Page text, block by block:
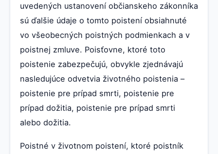
uvedených ustanovení občianskeho zákonníka
sú ďalšie údaje o tomto poistení obsiahnuté
vo všeobecných poistných podmienkach a v
poistnej zmluve. Poisťovne, ktoré toto
poistenie zabezpečujú, obvykle zjednávajú
nasledujúce odvetvia životného poistenia –
poistenie pre prípad smrti, poistenie pre
prípad dožitia, poistenie pre prípad smrti
alebo dožitia.
Poistné v životnom poistení, ktoré poistník